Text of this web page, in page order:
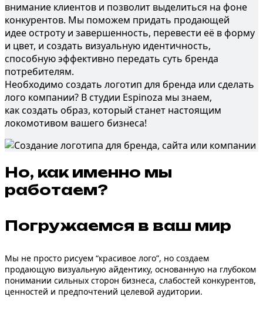
внимание клиентов и позволит выделиться на фоне
конкурентов. Мы поможем придать продающей
идее остроту и завершенность, перевести её в форму
и цвет, и создать визуальную идентичность,
способную эффективно передать суть бренда
потребителям.
Необходимо создать логотип для бренда или сделать
лого компании? В студии Espinoza мы знаем,
как создать образ, который станет настоящим
локомотивом вашего бизнеса!
Но, как именно мы
работаем?
Погружаемся в ваш мир
Мы не просто рисуем “красивое лого”, но создаем
продающую визуальную айдентику, основанную на глубоком
понимании сильных сторон бизнеса, слабостей конкурентов,
ценностей и предпочтений целевой аудитории.